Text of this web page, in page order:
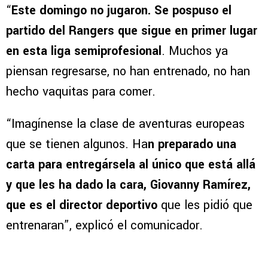
“Este domingo no jugaron. Se pospuso el
partido del Rangers que sigue en primer lugar
en esta liga semiprofesional. Muchos ya
piensan regresarse, no han entrenado, no han
hecho vaquitas para comer.
“Imagínense la clase de aventuras europeas
que se tienen algunos. Han preparado una
carta para entregársela al único que está allá
y que les ha dado la cara, Giovanny Ramírez,
que es el director deportivo que les pidió que
entrenaran”, explicó el comunicador.